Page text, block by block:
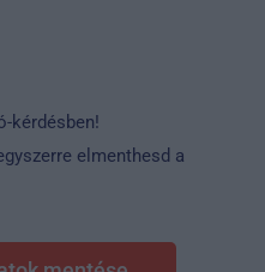
kérdésben!
elmenthesd a